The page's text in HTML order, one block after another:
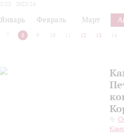
23
2023/24
Январь Февраль Март
7 8 9 10 12 13 14